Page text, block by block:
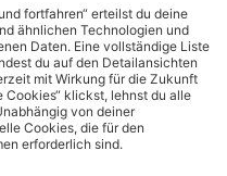
zu sozialen Netzwerken